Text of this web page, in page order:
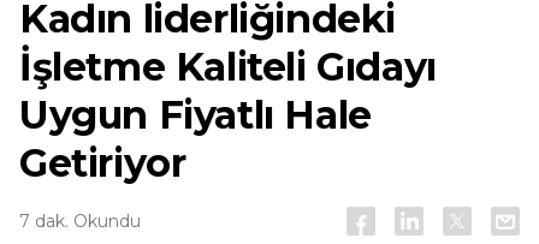
Kadın liderliğindeki
İşletme Kaliteli Gıdayı
Uygun Fiyatlı Hale
Getiriyor
7 dak. Okundu